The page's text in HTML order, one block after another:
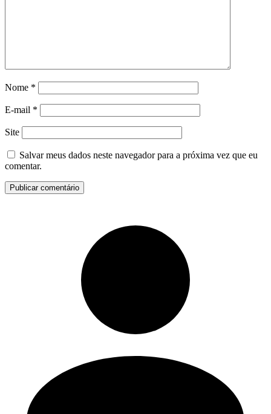
Nome *
E-mail *
Site
Salvar meus dados neste navegador para a próxima vez que eu
comentar.